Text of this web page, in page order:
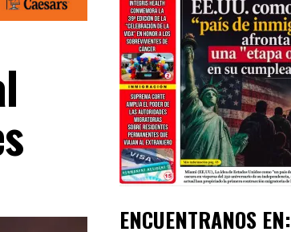
ENCUENTRANOS EN: